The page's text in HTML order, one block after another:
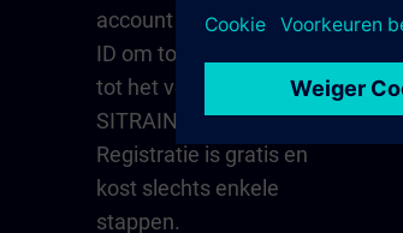
account aan via Siemens
ID om toegang te krijgen
tot het volledige
SITRAIN-aanbod.
Registratie is gratis en
kost slechts enkele
stappen.